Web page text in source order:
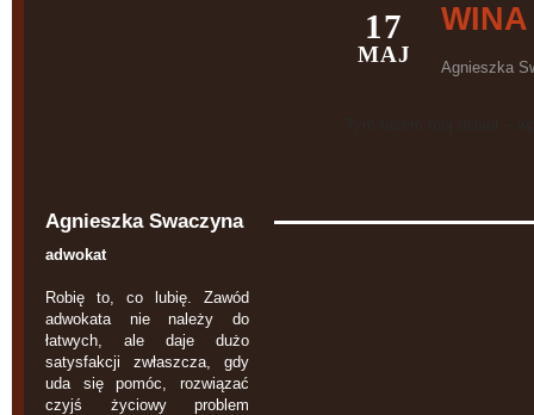
17
MAJ
Agnieszka
Agnieszka Swaczyna
adwokat
Robię to, co lubię. Zawód
adwokata nie należy do
łatwych, ale daje dużo
satysfakcji zwłaszcza, gdy
uda się pomóc, rozwiązać
czyjś życiowy problem